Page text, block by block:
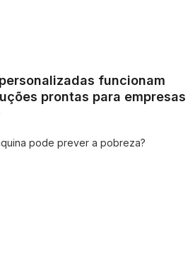
funcionam
prontas para empresas